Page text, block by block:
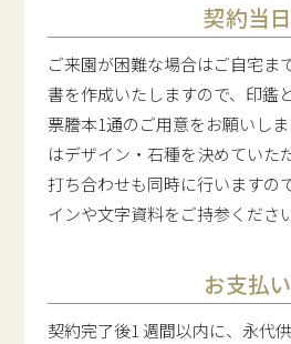
契約当日
ご来園が困難な場合はご自宅ま
書を作成いたしますので、印鑑
票謄本1通のご用意をお願いし
はデザイン・石種を決めていた
打ち合わせも同時に行いますの
インや文字資料をご持参くださ
お支払い
契約完了後1 週間以内に、永代